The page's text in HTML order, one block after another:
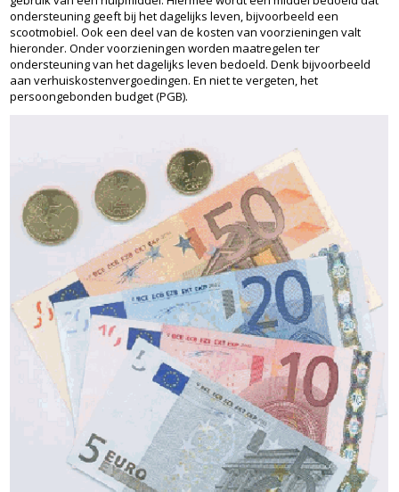
ondersteuning geeft bij het dagelijks leven, bijvoorbeeld een
scootmobiel. Ook een deel van de kosten van voorzieningen valt
hieronder. Onder voorzieningen worden maatregelen ter
ondersteuning van het dagelijks leven bedoeld. Denk bijvoorbeeld
aan verhuiskostenvergoedingen. En niet te vergeten, het
persoongebonden budget (PGB).